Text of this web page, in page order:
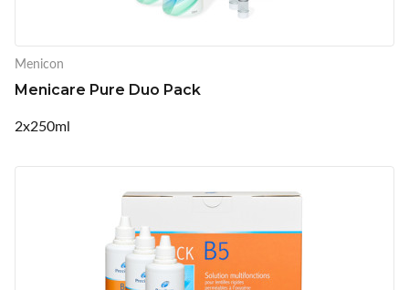
Menicon
Menicare Pure Duo Pack
2x250ml